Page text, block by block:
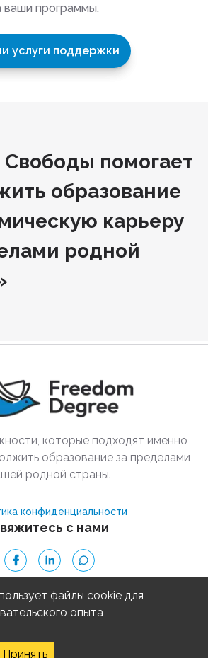
ваши программы.
услуги поддержки
помогает
образование
карьеру
родной
которые подходят именно
образование за пределами
родной страны.
конфиденциальности
с нами
Freedom Degree
некоммерческой организацией 501(c)
файлы cookie для
опыта
Принять